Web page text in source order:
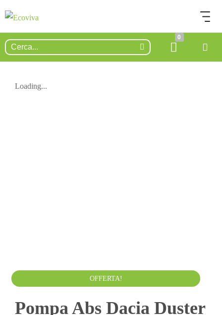
0
Loading...
OFFERTA!
200.00€ IVA esclusa
Pompa Abs Dacia Duster